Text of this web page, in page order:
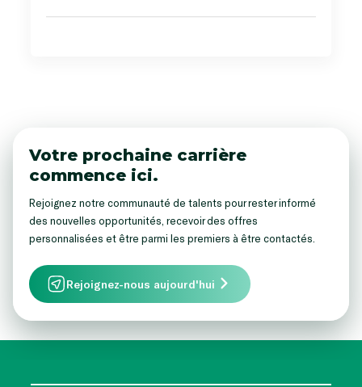
Votre prochaine carrière
commence ici.
Rejoignez notre communauté de talents pour rester informé
des nouvelles opportunités, recevoir des offres
personnalisées et être parmi les premiers à être contactés.
Rejoignez-nous aujourd'hui